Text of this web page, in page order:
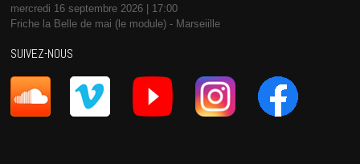
mercredi 16 septembre 2026 | 17:00
Friche la Belle de mai (le module) - Marseiille
SUIVEZ-NOUS